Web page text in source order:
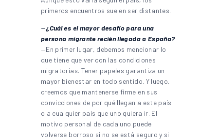
primeros encuentros suelen ser distantes.
—¿Cuál es el mayor desafío para una
persona migrante recién llegada a España?
—En primer lugar, debemos mencionar lo
que tiene que ver con las condiciones
migratorias. Tener papeles garantiza un
mayor bienestar en todo sentido. Y luego,
creemos que mantenerse firme en sus
convicciones de por qué llegan a este país
o a cualquier país que uno quiera ir. El
motivo personal de cada uno puede
volverse borroso si no se está seguro y si